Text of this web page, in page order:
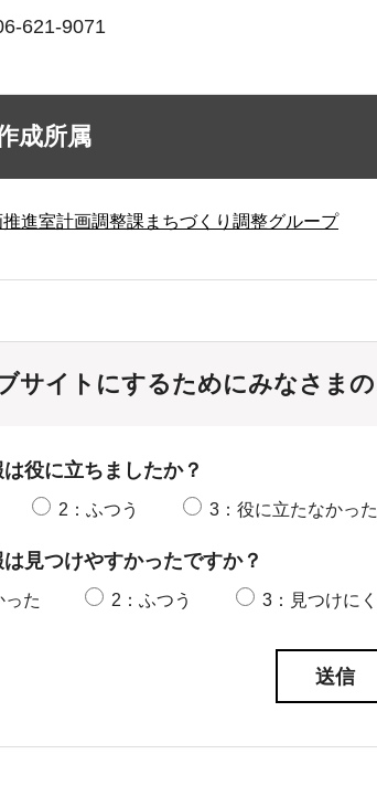
621-9071
成所属
進室計画調整課まちづくり調整グループ
サイトにするためにみなさま
役に立ちましたか？
2：ふつう 3：役に立たなかった
見つけやすかったですか？
った 2：ふつう 3：見つけに